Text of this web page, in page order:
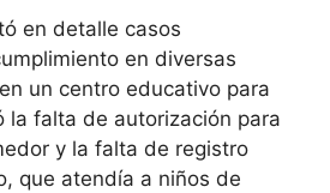
en detalle casos
en diversas
en un centro educativo para
la falta de autorización para
y la falta de registro
que atendía a niños de